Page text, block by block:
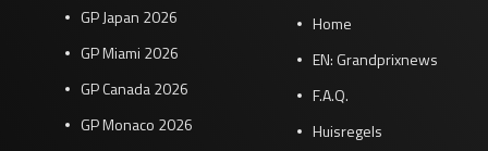
GP Japan 2026
GP Miami 2026
GP Canada 2026
GP Monaco 2026
Home
EN: Grandprixnews
F.A.Q.
Huisregels